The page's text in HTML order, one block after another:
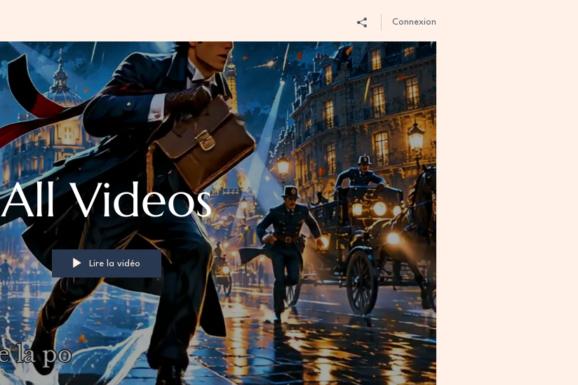
Prof de FLE : Après 6000
heures de cours, 7 erreurs
que je ne referais plus
100 sujets de conversation
FLE sur les jeux vidéo et le
numérique
Connexion
All Videos
Lire la vidéo